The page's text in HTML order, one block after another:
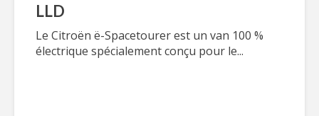
LLD
Le Citroën ë-Spacetourer est un van 100 %
électrique spécialement conçu pour le...